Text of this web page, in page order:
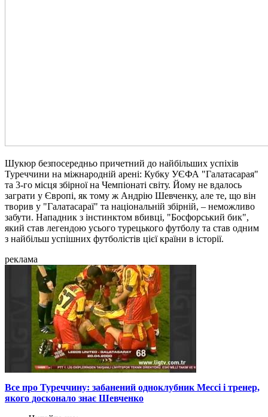
Шукюр безпосередньо причетний до найбільших успіхів
Туреччини на міжнародній арені: Кубку УЄФА "Галатасарая"
та 3-го місця збірної на Чемпіонаті світу. Йому не вдалось
заграти у Європі, як тому ж Андрію Шевченку, але те, що він
творив у "Галатасараї" та національній збірній, – неможливо
забути. Нападник з інстинктом вбивці, "Босфорський бик",
який став легендою усього турецького футболу та став одним
з найбільш успішних футболістів цієї країни в історії.
реклама
Все про Туреччину: забанений одноклубник Мессі і тренер,
якого досконало знає Шевченко